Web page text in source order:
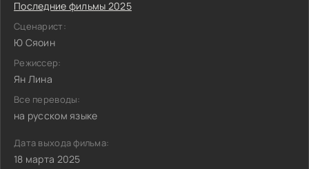
Последние фильмы 2025
Сценарист:
Ю Сяоин
Режиссер:
Ян Лина
Все переводы:
на русском языке
Дата выхода фильма:
18 марта 2025